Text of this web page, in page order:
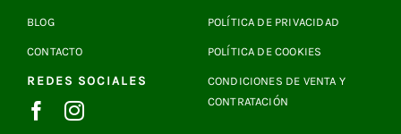
BLOG
CONTACTO
REDES SOCIALES
POLÍTICA DE PRIVACIDAD
POLÍTICA DE COOKIES
CONDICIONES DE VENTA Y
CONTRATACIÓN